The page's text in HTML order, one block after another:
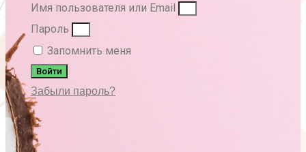
Имя пользователя или Email
Пароль
Запомнить меня
Войти
Забыли пароль?